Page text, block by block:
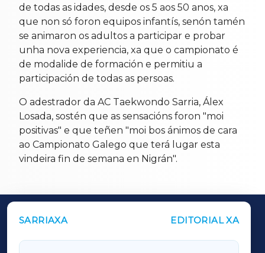
de todas as idades, desde os 5 aos 50 anos, xa
que non só foron equipos infantís, senón tamén
se animaron os adultos a participar e probar
unha nova experiencia, xa que o campionato é
de modalide de formación e permitiu a
participación de todas as persoas.
O adestrador da AC Taekwondo Sarria, Álex
Losada, sostén que as sensacións foron "moi
positivas" e que teñen "moi bos ánimos de cara
ao Campionato Galego que terá lugar esta
vindeira fin de semana en Nigrán".
SARRIAXA EDITORIAL XA
OUTROS PERIÓDICOS